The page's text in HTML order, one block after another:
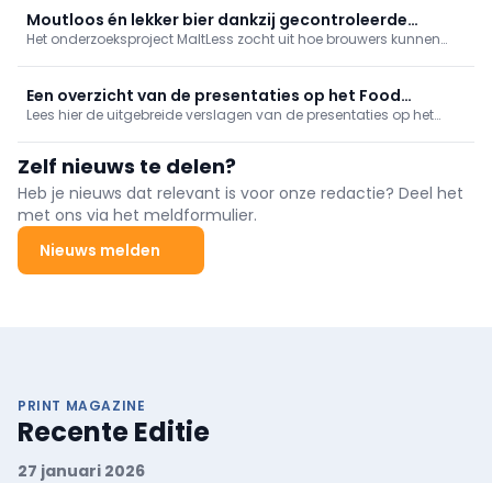
firma's actief in de voedingsindustrie, werden bekroond met deze
titel.
Moutloos én lekker bier dankzij gecontroleerde
enzymsturing
Het onderzoeksproject MaltLess zocht uit hoe brouwers kunnen
smaken, meer procescontrole en kansen voor lokale
graanstromen biedt.
Een overzicht van de presentaties op het Food
Process Seminar
Lees hier de uitgebreide verslagen van de presentaties op het
ontwikkelingen in de voedingsindustrie komen uitvoerig aan bod.
Zelf nieuws te delen?
Heb je nieuws dat relevant is voor onze redactie? Deel het
met ons via het meldformulier.
Nieuws melden
PRINT MAGAZINE
Recente Editie
27 januari 2026